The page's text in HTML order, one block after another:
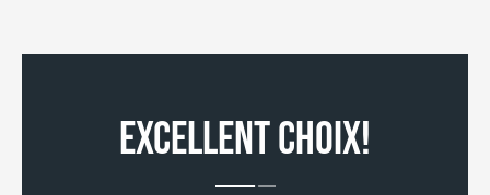
EXCELLENT CHOIX!